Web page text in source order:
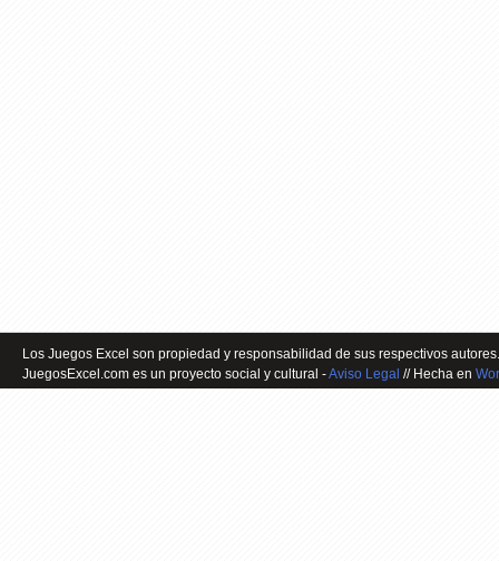
Los Juegos Excel son propiedad y responsabilidad de sus respectivos
JuegosExcel.com es un proyecto social y cultural -Aviso Legal // Hecha en